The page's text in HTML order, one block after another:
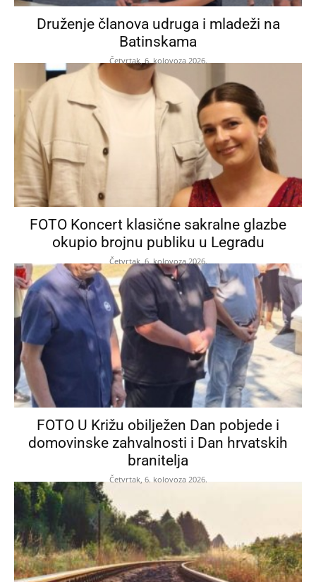
Druženje članova udruga i mladeži na
Batinskama
Četvrtak, 6. kolovoza 2026.
FOTO Koncert klasične sakralne glazbe
okupio brojnu publiku u Legradu
Četvrtak, 6. kolovoza 2026.
FOTO U Križu obilježen Dan pobjede i
domovinske zahvalnosti i Dan hrvatskih
branitelja
Četvrtak, 6. kolovoza 2026.